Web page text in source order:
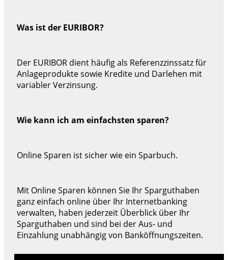
Was ist der EURIBOR?
Der EURIBOR dient häufig als Referenzzinssatz für
Anlageprodukte sowie Kredite und Darlehen mit
variabler Verzinsung.
Wie kann ich am einfachsten sparen?
Online Sparen ist sicher wie ein Sparbuch.
Mit Online Sparen können Sie Ihr Sparguthaben
ganz einfach online über Ihr Internetbanking
verwalten, haben jederzeit Überblick über Ihr
Sparguthaben und sind bei der Aus- und
Einzahlung unabhängig von Banköffnungszeiten.